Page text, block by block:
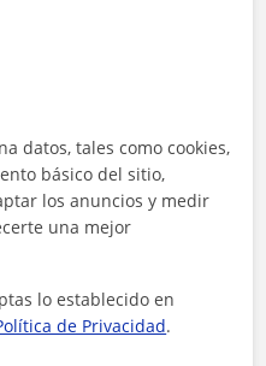
datos, tales como cookies,
básico del sitio,
los anuncios y medir
una mejor
lo establecido en
de Privacidad.